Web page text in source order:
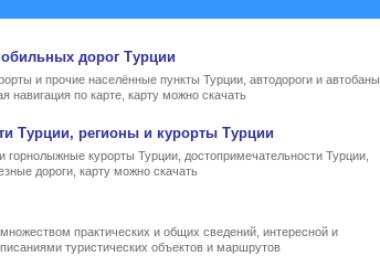
дорог Турции
и прочие населённые пункты Турции, автодороги и автобаны,
навигация по карте, карту можно скачать
Турции, регионы и курорты Турции
курорты Турции, достопримечательности Турции,
дороги, карту можно скачать
практических и общих сведений, интересной и
туристических объектов и маршрутов